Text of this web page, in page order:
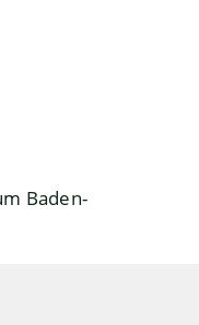
Baden-